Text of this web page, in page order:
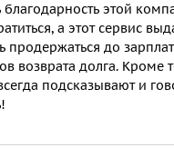
благодарность этой
а этот сервис
продержаться до
возврата долга. Кроме
подсказывают и